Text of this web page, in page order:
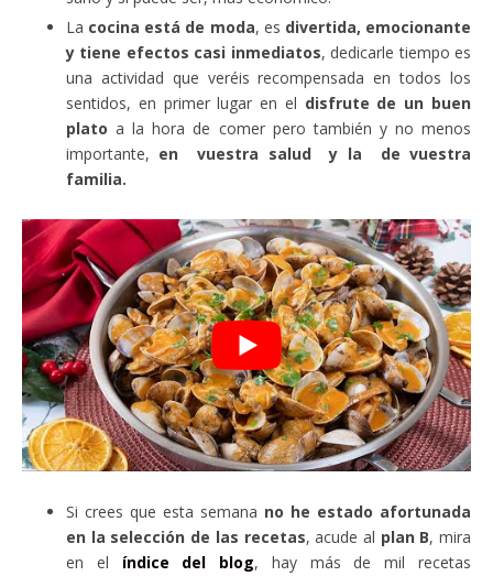
La cocina está de moda, es divertida, emocionante
y tiene efectos casi inmediatos, dedicarle tiempo es
una actividad que veréis recompensada en todos los
sentidos, en primer lugar en el disfrute de un buen
plato a la hora de comer pero también y no menos
importante, en vuestra salud y la de vuestra
familia.
Si crees que esta semana no he estado afortunada
en la selección de las recetas, acude al plan B, mira
en el índice del blog, hay más de mil recetas